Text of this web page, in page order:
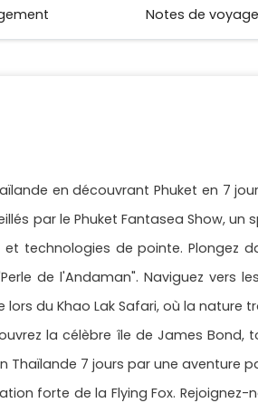
Notes de voyage
en découvrant Phuket en 7
par le Phuket Fantasea Show,
technologies de pointe. Plongez
de l'Andaman". Naviguez vers
du Khao Lak Safari, où la nature
la célèbre île de James
Thaïlande 7 jours par une aventure
forte de la Flying Fox.